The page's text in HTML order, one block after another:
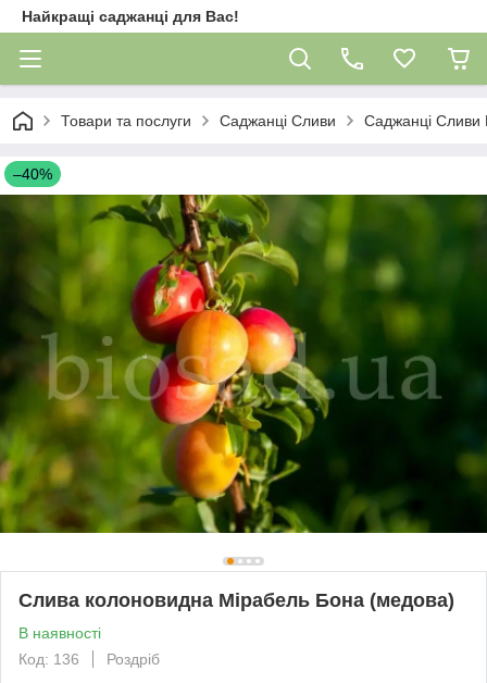
Найкращі саджанці для Вас!
Товари та послуги Саджанці Сливи Саджанці Сливи
–40%
Слива колоновидна Мірабель Бона (медова)
В наявності
Код: 136
Роздріб